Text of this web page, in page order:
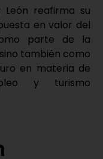
reafirma su
en valor del
parte de la
también como
en materia de
y turismo